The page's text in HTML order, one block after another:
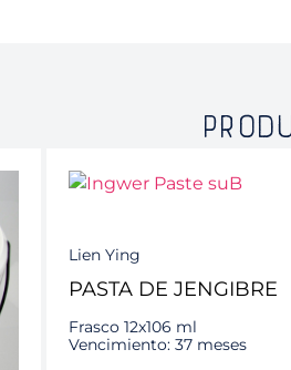
Lien Ying
PASTA DE JENGIBRE
Frasco 12x106 ml
Vencimiento: 37 meses